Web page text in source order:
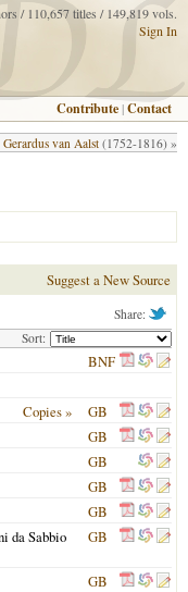
/ 110,657 titles / 149,819 vols.
Sign In
Contribute |Contact
Gerardus van Aalst (1752-1816) »
Suggest a New Source
Share:
Sort:
BNF
Copies »
GB
GB
GB
GB
GB
da Sabbio
GB
GB